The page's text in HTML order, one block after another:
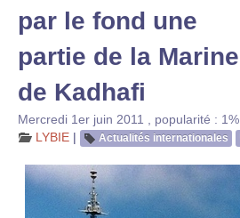
par le fond une
partie de la Marine
de Kadhafi
Mercredi 1er juin 2011
popularité : 1%
LYBIE | Actualités internationales